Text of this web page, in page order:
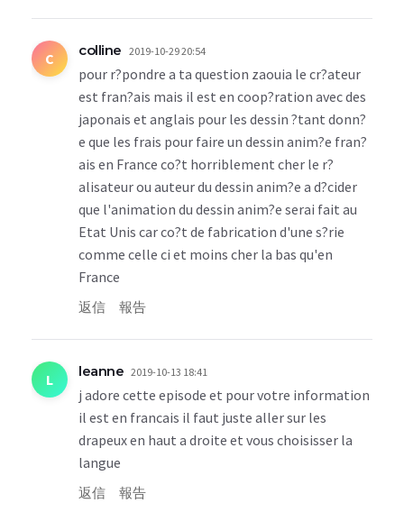
C colline 2019-10-29 20:54
pour r?pondre a ta question zaouia le cr?ateur
est fran?ais mais il est en coop?ration avec des
japonais et anglais pour les dessin ?tant donn?
e que les frais pour faire un dessin anim?e fran?
ais en France co?t horriblement cher le r?
alisateur ou auteur du dessin anim?e a d?cider
que l'animation du dessin anim?e serai fait au
Etat Unis car co?t de fabrication d'une s?rie
comme celle ci et moins cher la bas qu'en
France
返信 報告
L leanne 2019-10-13 18:41
j adore cette episode et pour votre information
il est en francais il faut juste aller sur les
drapeux en haut a droite et vous choisisser la
langue
返信 報告